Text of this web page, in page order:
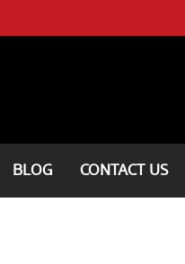
BLOG CONTACT US